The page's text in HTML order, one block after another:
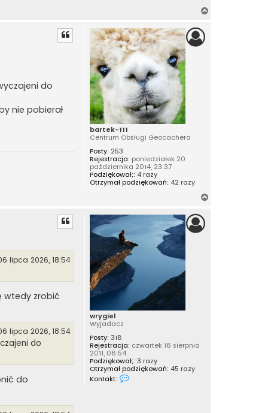
a
k
t
u
s
i
ę
z
w
r
y
g
e
bartek-111
Centrum Obsługi Geocachera
Posty: 253
Rejestracja: poniedziałek 20
października 2014, 23:37
Podziękował;: 4 razy
Otrzymał podziękowań: 42 razy
do
nie pobierał
wrygiel
Wyjadacz
Posty: 318
Rejestracja: czwartek 18 sierpnia
2011, 08:54
Podziękował;: 3 razy
Otrzymał podziękowań: 45 razy
Kontakt:
lipca 2026, 18:54
wtedy zrobić
lipca 2026, 18:54
do
do